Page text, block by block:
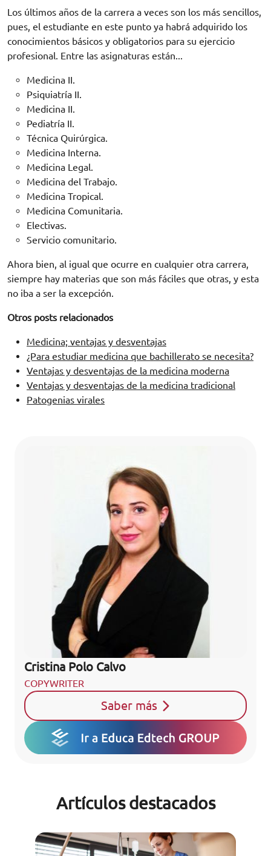
Los últimos años de la carrera a veces son los más sencillos,
pues, el estudiante en este punto ya habrá adquirido los
conocimientos básicos y obligatorios para su ejercicio
profesional. Entre las asignaturas están...
Medicina II.
Psiquiatría II.
Medicina II.
Pediatría II.
Técnica Quirúrgica.
Medicina Interna.
Medicina Legal.
Medicina del Trabajo.
Medicina Tropical.
Medicina Comunitaria.
Electivas.
Servicio comunitario.
Ahora bien, al igual que ocurre en cualquier otra carrera,
siempre hay materias que son más fáciles que otras, y esta
no iba a ser la excepción.
Otros posts relacionados
Medicina; ventajas y desventajas
¿Para estudiar medicina que bachillerato se necesita?
Ventajas y desventajas de la medicina moderna
Ventajas y desventajas de la medicina tradicional
Patogenias virales
Cristina Polo Calvo
COPYWRITER
Saber más
Artículos destacados